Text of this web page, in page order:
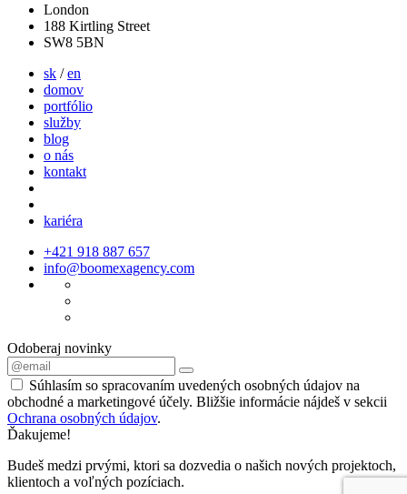
London
188 Kirtling Street
SW8 5BN
sk /en
domov
portfólio
služby
blog
o nás
kontakt
kariéra
+421 918 887 657
info@boomexagency.com
Odoberaj novinky
Súhlasím so spracovaním uvedených osobných údajov na
obchodné a marketingové účely. Bližšie informácie nájdeš v sekcii
Ochrana osobných údajov.
Ďakujeme!
Budeš medzi prvými, ktori sa dozvedia o našich nových projektoch,
klientoch a voľných pozíciach.